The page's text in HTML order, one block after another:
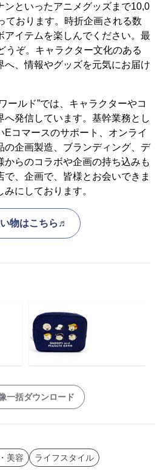
ンといったアニメグッズまで10,0
ております。時折企画される数
アイテムを楽しんでください。最
うぞ。キャラクター文化のある
へ、情報やグッズを元気にお届け
ールド”では、キャラクターやコ
へ発信しています。基幹業務とし
Eコマースのサポート、オンライ
の企画製造、ブランディング、デ
からのコラボや企画の持ち込みも
で、企画で、皆様とお会いできま
にしております。
物はこちら♬
一括ダウンロード
美容 ライフスタイル